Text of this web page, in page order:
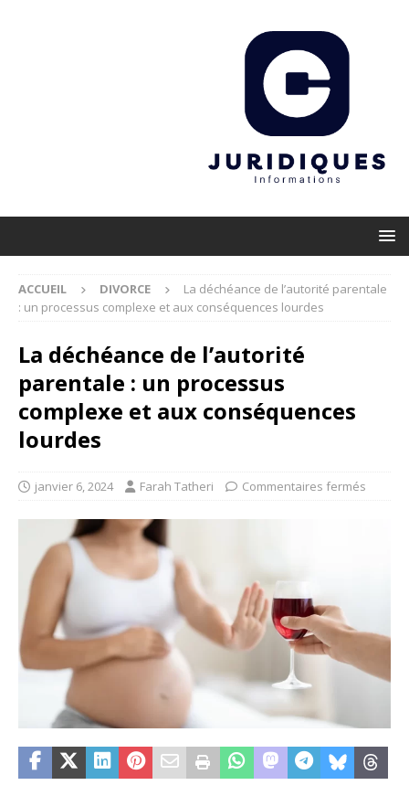
ACCUEIL DIVORCE
La déchéance de l’autorité parentale
: un processus complexe et aux conséquences lourdes
La déchéance de l’autorité
parentale : un processus
complexe et aux conséquences
lourdes
janvier 6, 2024 Farah Tatheri Commentaires fermés